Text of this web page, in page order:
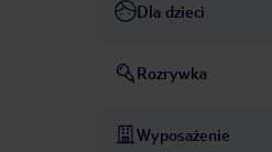
Dla dzieci
Rozrywka
Wyposażenie